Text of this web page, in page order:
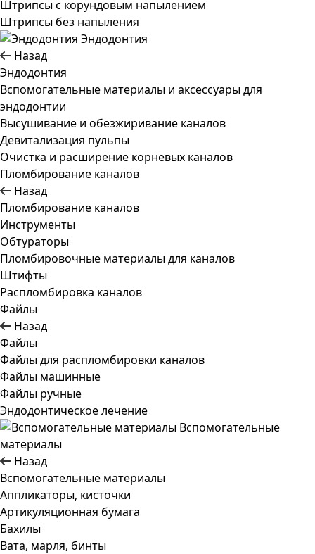
Штрипсы c корундовым напылением
Штрипсы без напыления
Эндодонтия
Назад
Эндодонтия
Вспомогательные материалы и аксессуары для
эндодонтии
Высушивание и обезжиривание каналов
Девитализация пульпы
Очистка и расширение корневых каналов
Пломбирование каналов
Назад
Пломбирование каналов
Инструменты
Обтураторы
Пломбировочные материалы для каналов
Штифты
Распломбировка каналов
Файлы
Назад
Файлы
Файлы для распломбировки каналов
Файлы машинные
Файлы ручные
Эндодонтическое лечение
Вспомогательные
материалы
Назад
Вспомогательные материалы
Аппликаторы, кисточки
Артикуляционная бумага
Бахилы
Вата, марля, бинты